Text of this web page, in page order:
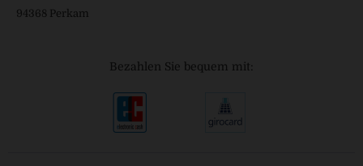
94368 Perkam
Bezahlen Sie bequem mit: